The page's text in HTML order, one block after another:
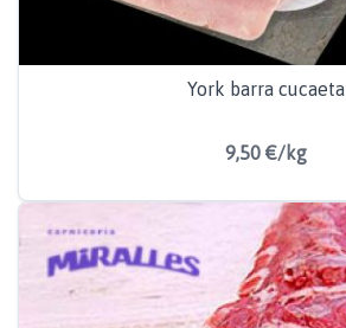
York barra cucaeta
9,50 €/kg